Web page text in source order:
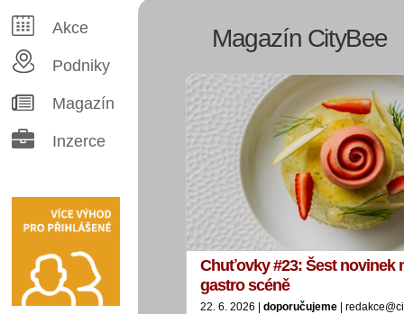
Akce
Podniky
Magazín
Inzerce
Magazín CityBee
Chuťovky #23: Šest novinek
gastro scéně
22. 6. 2026 | doporučujeme |